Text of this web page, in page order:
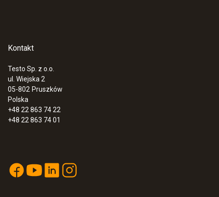
Kontakt
Testo Sp. z o.o.
ul. Wiejska 2
05-802 Pruszków
Polska
+48 22 863 74 22
+48 22 863 74 01